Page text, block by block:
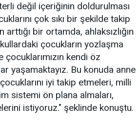
değil içeriğinin doldurulması
çok sıkı bir şekilde takip
arttığı bir ortamda, ahlaksızlığın
çocukların yozlaşma
kendi öz
yaşamaktayız. Bu konuda anne
iyi takip etmeleri, milli
sistemi ön plana almaları,
istiyoruz." şeklinde konuştu.